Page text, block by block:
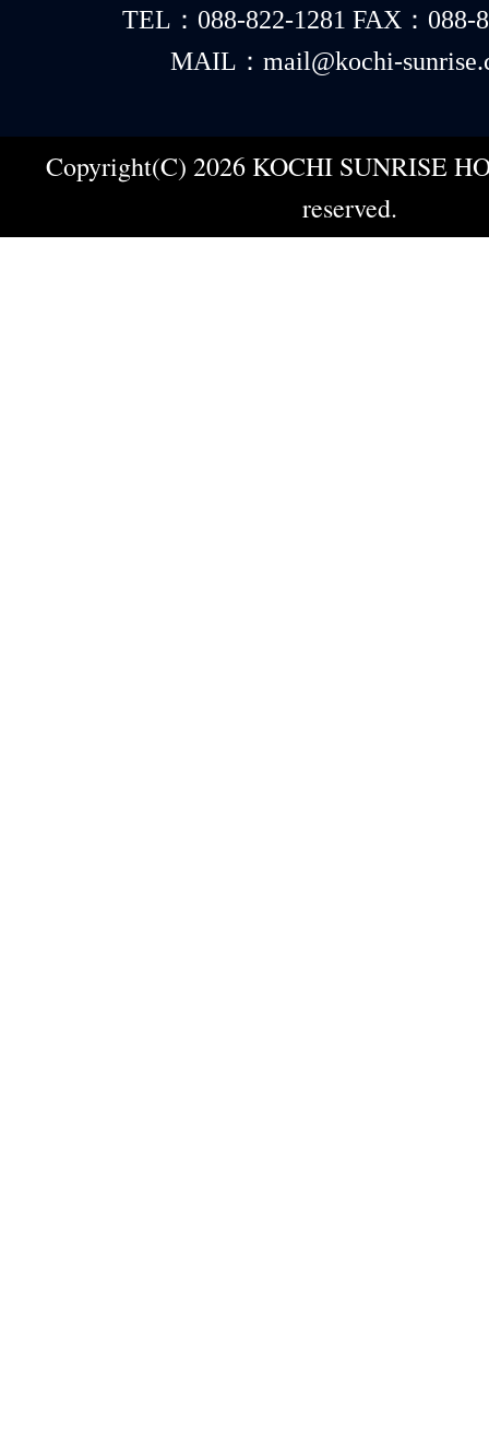
TEL：088-822-1281 FAX：088-
MAIL：mail@kochi-
Copyright(C) 2026 KOCHI SUNRISE
reserved.